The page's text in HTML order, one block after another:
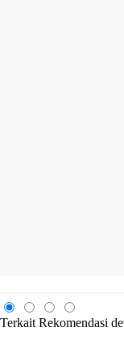
Terkait Rekomendasi